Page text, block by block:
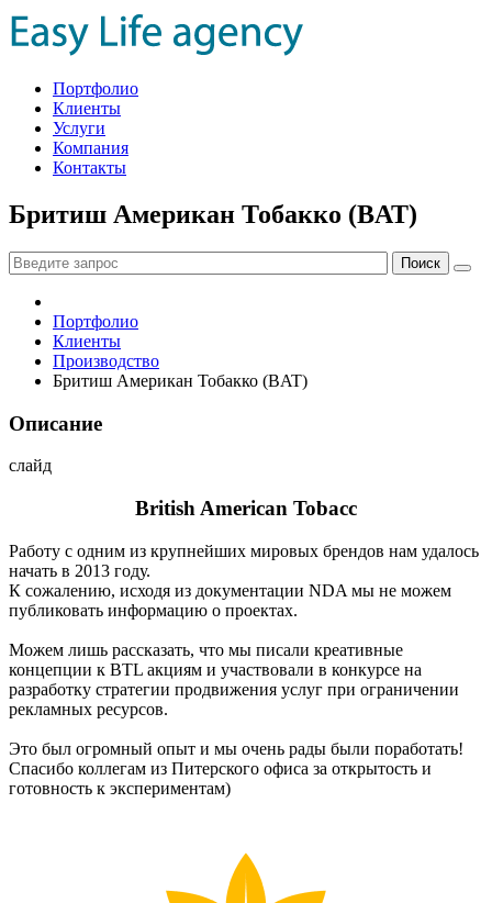
Портфолио
Клиенты
Услуги
Компания
Контакты
Бритиш Американ Тобакко (BAT)
Портфолио
Клиенты
Производство
Бритиш Американ Тобакко (BAT)
Описание
слайд
British American Tobacc
Работу с одним из крупнейших мировых брендов нам удалось
начать в 2013 году.
К сожалению, исходя из документации NDA мы не можем
публиковать информацию о проектах.
Можем лишь рассказать, что мы писали креативные
концепции к BTL акциям и участвовали в конкурсе на
разработку стратегии продвижения услуг при ограничении
рекламных ресурсов.
Это был огромный опыт и мы очень рады были поработать!
Спасибо коллегам из Питерского офиса за открытость и
готовность к экспериментам)